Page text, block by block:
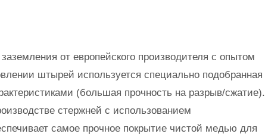
от европейского производителя с опытом
штырей используется специально подобранная
(большая прочность на разрыв/сжатие).
стержней с использованием
самое прочное покрытие чистой медью для